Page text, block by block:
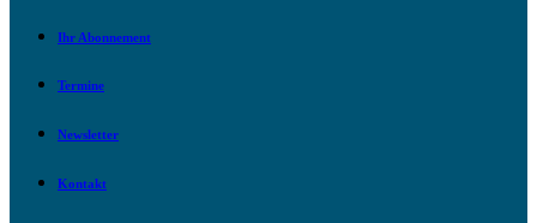
Ihr Abonnement
Termine
Newsletter
Kontakt